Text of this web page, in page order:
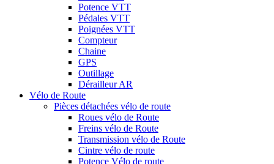
Potence VTT
Pédales VTT
Poignées VTT
Compteur
Chaine
GPS
Outillage
Dérailleur AR
Vélo de Route
Pièces détachées vélo de route
Roues vélo de Route
Freins vélo de Route
Transmission vélo de Route
Cintre vélo de route
Potence Vélo de route